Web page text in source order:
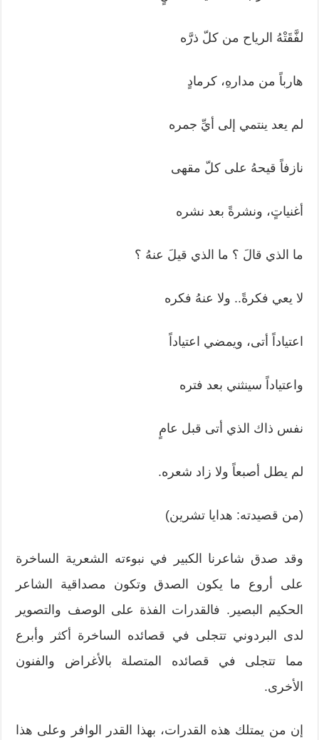
لفَّقَتْهُ الرياح من كلّ ذرَّه
هارباً من مدارهِ، كرمادٍ
لم يعد ينتمي إلى أيِّ جمره
نازفاً قيحهُ على كلّ مقهى
أغنياتٍ، ونشرةً بعد نشره
ما الذي قالَ ؟ ما الذي قيلَ عنهُ ؟
لا يعي فكرةً.. ولا عنهُ فكره
اعتياداً أتى، ويمضي اعتياداً
واعتياداً سينثني بعد فتره
نفس ذاك الذي أتى قبل عامٍ
لم يطل أصبعاً ولا زاد شعره.
(من قصيدته: هدايا تشرين)
وقد صدق شاعرنا الكبير في نبوءته الشعرية الساخرة
على أروع ما يكون الصدق وتكون مصداقية الشاعر
الحكيم البصير. فالقدرات الفذة على الوصف والتصوير
لدى البردوني تتجلى في قصائده الساخرة أكثر وأبرع
مما تتجلى في قصائده المتصلة بالأغراض والفنون
الأخرى.
إن من يمتلك هذه القدرات، بهذا القدر الوافر وعلى هذا